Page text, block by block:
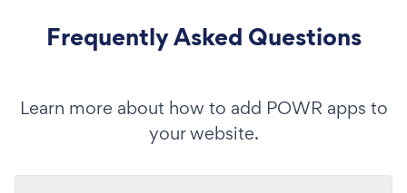
Frequently Asked Questions
Learn more about how to add POWR apps to
your website.